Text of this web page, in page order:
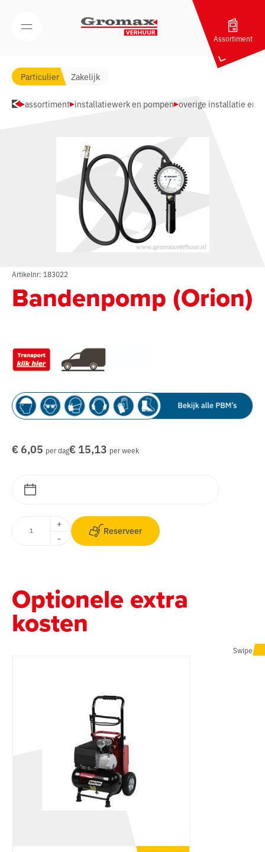
Open/Sluit mobiel menu
Assortiment
Particulier Zakelijk
assortiment installatiewerk en pompen overige installatie en
Artikelnr: 183022
Bandenpomp (Orion)
€ 6,05 per dag€ 15,13 per week
+
-
Reserveer
Optionele extra
kosten
Swipe